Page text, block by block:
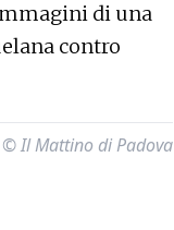
di una
contro
Il Mattino di Padova